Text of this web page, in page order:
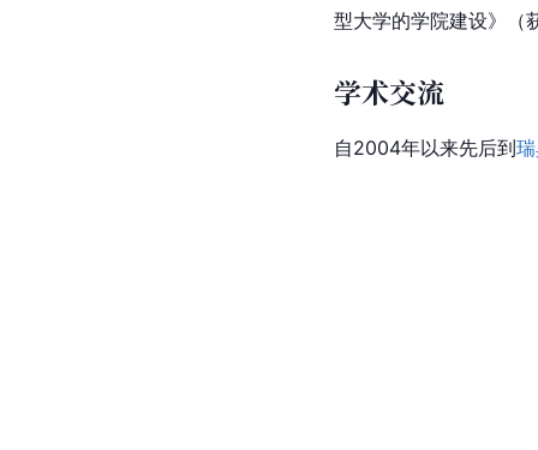
型大学的学院建设》（
学术交流
自2004年以来先后到